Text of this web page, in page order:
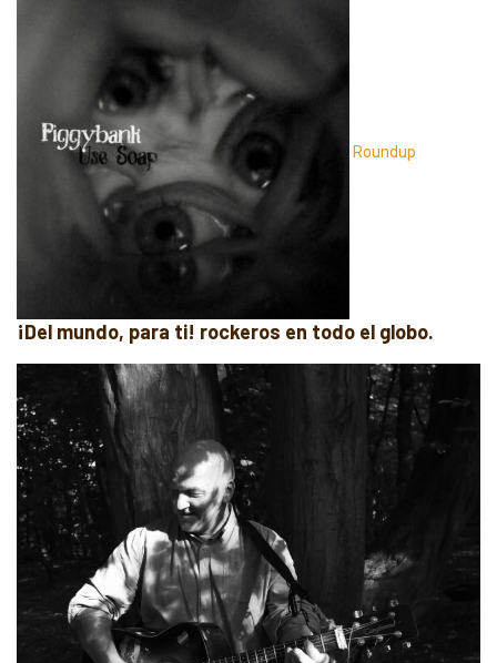
Roundup
¡Del mundo, para ti! rockeros en todo el globo.